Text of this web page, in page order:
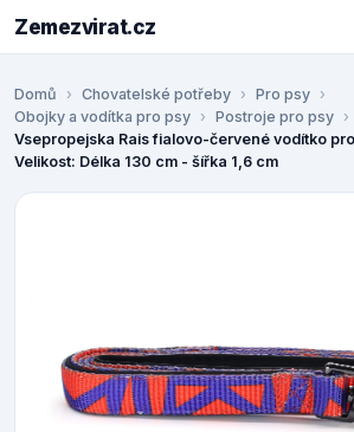
Zemezvirat.cz
Domů Chovatelské potřeby
Pro psy
Obojky a vodítka pro psy
Postroje pro psy
Vsepropejska Rais fialovo-červené vodítko
Velikost: Délka 130 cm - šířka 1,6 cm